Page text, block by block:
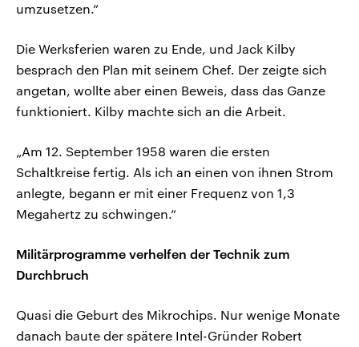
umzusetzen.“
Die Werksferien waren zu Ende, und Jack Kilby
besprach den Plan mit seinem Chef. Der zeigte sich
angetan, wollte aber einen Beweis, dass das Ganze
funktioniert. Kilby machte sich an die Arbeit.
„Am 12. September 1958 waren die ersten
Schaltkreise fertig. Als ich an einen von ihnen Strom
anlegte, begann er mit einer Frequenz von 1,3
Megahertz zu schwingen.“
Militärprogramme verhelfen der Technik zum
Durchbruch
Quasi die Geburt des Mikrochips. Nur wenige Monate
danach baute der spätere Intel-Gründer Robert